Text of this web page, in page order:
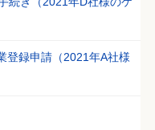
登録申請（2021年A社様